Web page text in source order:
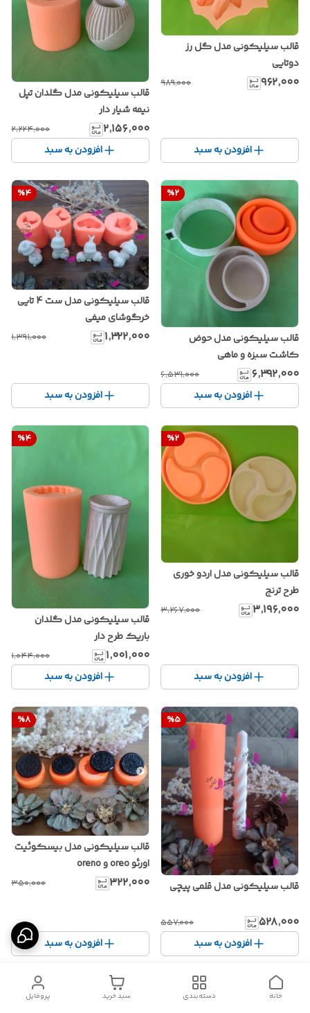
قالب سیلیکونی مدل گل رز
دوتایی
۹۶۲٬۰۰۰ ۹۸۹٬۰۰۰
افزودن به سبد
قالب سیلیکونی مدل گلدان تپل
نیمه شیار دار
۲٬۱۵۶٬۰۰۰ ۲٬۲۲۴٬۰۰۰
افزودن به سبد
%2
قالب سیلیکونی مدل حوض
کاشت سبزه و ماهی
۶٬۳۹۲٬۰۰۰ ۶٬۵۳۱٬۰۰۰
افزودن به سبد
%4
قالب سیلیکونی مدل ست 4 تایی
خرگوشای میفی
۱٬۳۲۲٬۰۰۰ ۱٬۳۹۱٬۰۰۰
افزودن به سبد
%2
قالب سیلیکونی مدل اردو خوری
طرح ترنج
۳٬۱۹۶٬۰۰۰ ۳٬۲۶۷٬۰۰۰
افزودن به سبد
%4
قالب سیلیکونی مدل گلدان
باریک طرح دار
۱٬۰۰۱٬۰۰۰ ۱٬۰۴۴٬۰۰۰
افزودن به سبد
%5
قالب سیلیکونی مدل قلمی پیچی
۵۲۸٬۰۰۰ ۵۵۷٬۰۰۰
افزودن به سبد
%8
قالب سیلیکونی مدل بیسکوئیت
اورئو oreo و oreno
۳۲۲٬۰۰۰ ۳۵۰٬۰۰۰
افزودن به سبد
پروفایل سبد خرید دسته‌بندی خانه